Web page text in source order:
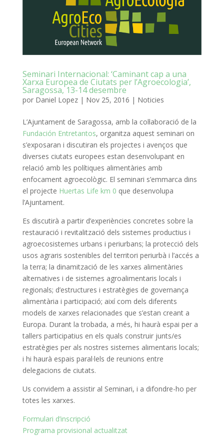
Seminari Internacional: ‘Caminant cap a una
Xarxa Europea de Ciutats per l’Agroecologia’,
Saragossa, 13-14 desembre
por Daniel Lopez| Nov 25, 2016 | Noticies
L’Ajuntament de Saragossa, amb la col·laboració de la
Fundación Entretantos, organitza aquest seminari on
s’exposaran i discutiran els projectes i avenços que
diverses ciutats europees estan desenvolupant en
relació amb les polítiques alimentàries amb
enfocament agroecològic. El seminari s’emmarca dins
el projecte Huertas Life km 0 que desenvolupa
l’Ajuntament.
Es discutirà a partir d’experiències concretes sobre la
restauració i revitalització dels sistemes productius i
agroecosistemes urbans i periurbans; la protecció dels
usos agraris sostenibles del territori periurbà i l’accés a
la terra; la dinamització de les xarxes alimentàries
alternatives i de sistemes agroalimentaris locals i
regionals; d’estructures i estratègies de governança
alimentària i participació; així com dels diferents
models de xarxes relacionades que s’estan creant a
Europa. Durant la trobada, a més, hi haurà espai per a
tallers participatius en els quals construir junts/es
estratègies per als nostres sistemes alimentaris locals;
i hi haurà espais paral·lels de reunions entre
delegacions de ciutats.
Us convidem a assistir al Seminari, i a difondre-ho per
totes les xarxes.
Formulari d’inscripció
Programa provisional actualitzat